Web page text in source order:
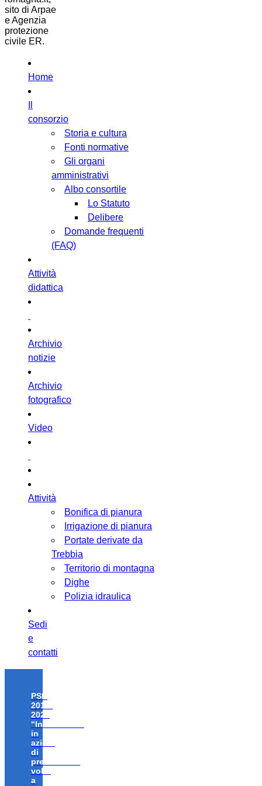
sito di Arpae
e Agenzia
protezione
civile ER.
Home
consorzio
Storia e cultura
Fonti normative
Gli organi
amministrativi
Albo consortile
Lo Statuto
Delibere
Domande frequenti
(FAQ)
Attività
didattica
Archivio
notizie
Archivio
fotografico
Video
Attività
Bonifica di pianura
Irrigazione di pianura
Portate derivate da
Trebbia
Territorio di montagna
Dighe
Polizia idraulica
Sedi
e
contatti
PSR
2014-
2020
“Investimenti
in
azioni
di
prevenzione
volte
a